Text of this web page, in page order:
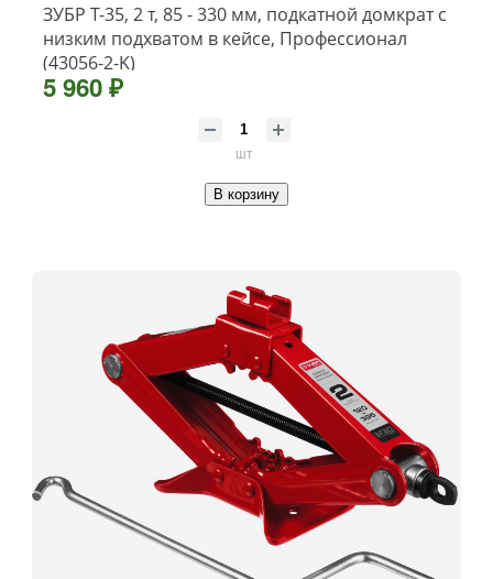
ЗУБР Т-35, 2 т, 85 - 330 мм, подкатной домкрат с
низким подхватом в кейсе, Профессионал
(43056-2-K)
5 960 ₽
шт
В корзину